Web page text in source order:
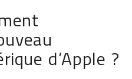
d’Apple ?